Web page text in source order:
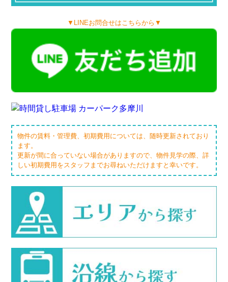
▼LINEお問合せはこちらから▼
物件の賃料・管理費、初期費用については、随時更新されており
ます。
更新が間に合っていない場合がありますので、物件見学の際、詳
しい初期費用をスタッフまでお尋ねいただけますと幸いです。